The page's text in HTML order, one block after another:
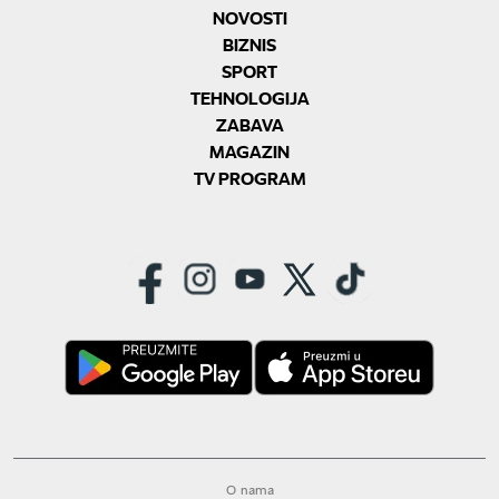
NOVOSTI
BIZNIS
SPORT
TEHNOLOGIJA
ZABAVA
MAGAZIN
TV PROGRAM
O nama